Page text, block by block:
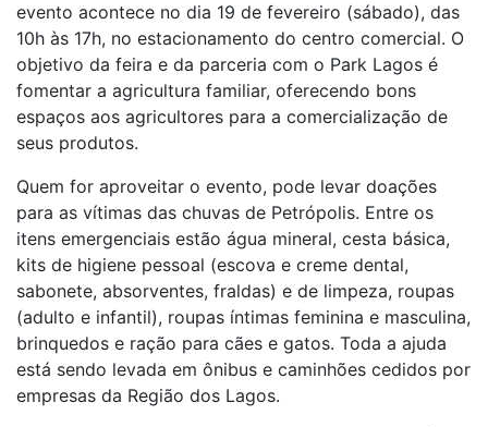
evento acontece no dia 19 de fevereiro (sábado), das
10h às 17h, no estacionamento do centro comercial. O
objetivo da feira e da parceria com o Park Lagos é
fomentar a agricultura familiar, oferecendo bons
espaços aos agricultores para a comercialização de
seus produtos.
Quem for aproveitar o evento, pode levar doações
para as vítimas das chuvas de Petrópolis. Entre os
itens emergenciais estão água mineral, cesta básica,
kits de higiene pessoal (escova e creme dental,
sabonete, absorventes, fraldas) e de limpeza, roupas
(adulto e infantil), roupas íntimas feminina e masculina,
brinquedos e ração para cães e gatos. Toda a ajuda
está sendo levada em ônibus e caminhões cedidos por
empresas da Região dos Lagos.